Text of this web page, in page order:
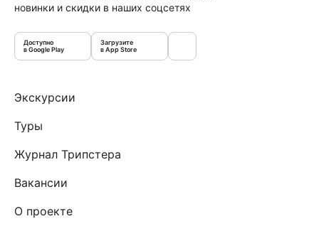
новинки и скидки в наших соцсетях
Доступно
в Google Play
Загрузите
в App Store
Экскурсии
Туры
Журнал Трипстера
Вакансии
О проекте